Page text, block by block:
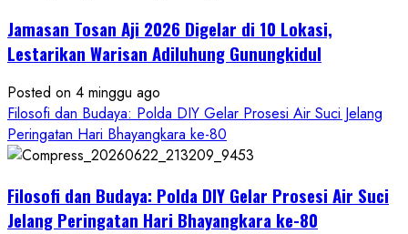
Hayuning
Bawono
Jamasan Tosan Aji 2026 Digelar di 10 Lokasi,
Lestarikan Warisan Adiluhung Gunungkidul
Posted on 4 minggu ago
Filosofi dan Budaya: Polda DIY Gelar Prosesi Air Suci Jelang
Peringatan Hari Bhayangkara ke-80
Filosofi dan Budaya: Polda DIY Gelar Prosesi Air Suci
Jelang Peringatan Hari Bhayangkara ke-80